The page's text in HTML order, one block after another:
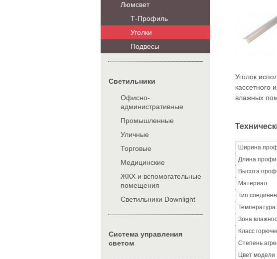
Люмсвет
Т-Профиль
Уголки
Подвесы
Cветильники
Офисно-
административные
Промышленные
Уличные
Торговые
Медицинские
ЖКХ и вспомогательные
помещения
Cветильники Downlight
Система управления
светом
Уголок
кассетного
влажных
Ширина
Длина
Высота
Материал
Тип
Температура
Зона
Класс
Степень
Цвет модели